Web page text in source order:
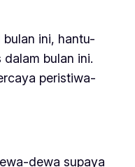
ini, hantu-
bulan ini.
peristiwa-
dewa supaya